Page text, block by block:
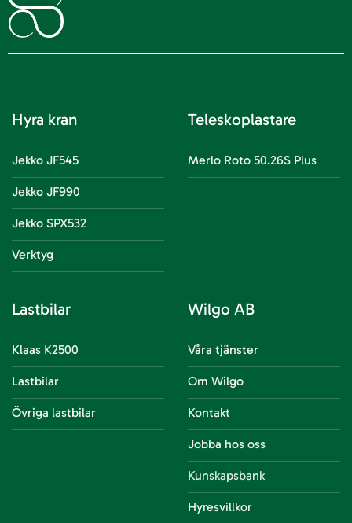
Hyra kran
Jekko JF545
Jekko JF990
Jekko SPX532
Verktyg
Teleskoplastare
Merlo Roto 50.26S Plus
Lastbilar
Klaas K2500
Lastbilar
Övriga lastbilar
Wilgo AB
Våra tjänster
Om Wilgo
Kontakt
Jobba hos oss
Kunskapsbank
Hyresvillkor